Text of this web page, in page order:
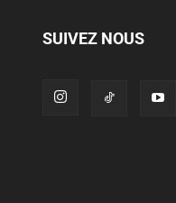
SUIVEZ NOUS